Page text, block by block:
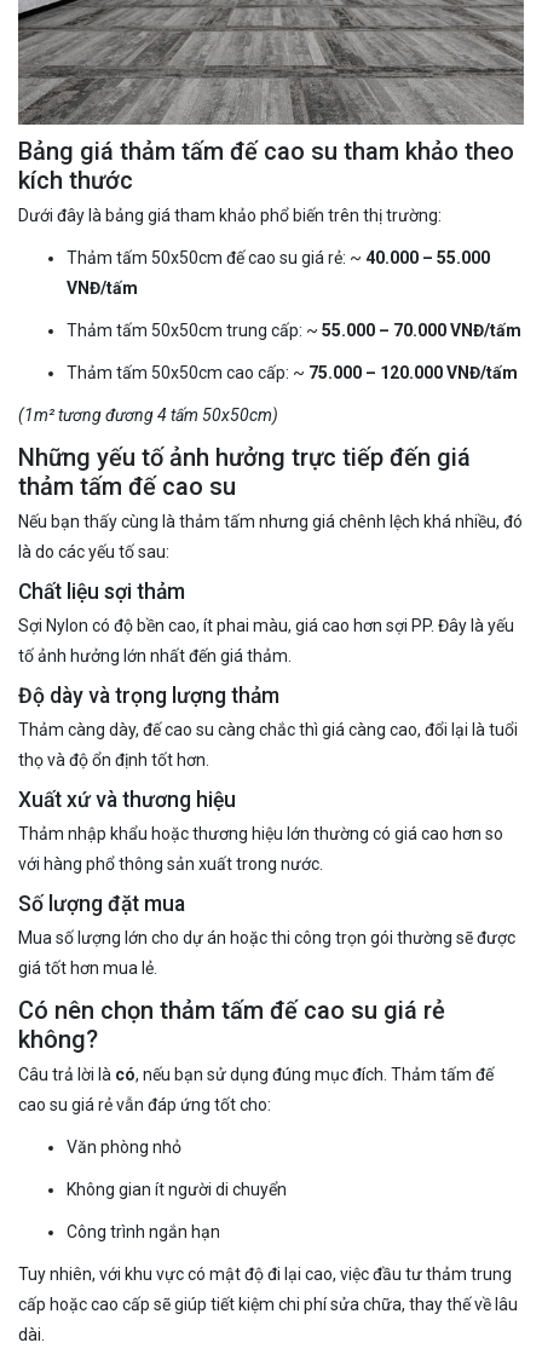
Bảng giá thảm tấm đế cao su tham khảo theo
kích thước
Dưới đây là bảng giá tham khảo phổ biến trên thị trường:
Thảm tấm 50x50cm đế cao su giá rẻ: ~ 40.000 – 55.000
VNĐ/tấm
Thảm tấm 50x50cm trung cấp: ~ 55.000 – 70.000 VNĐ/tấm
Thảm tấm 50x50cm cao cấp: ~ 75.000 – 120.000 VNĐ/tấm
(1m² tương đương 4 tấm 50x50cm)
Những yếu tố ảnh hưởng trực tiếp đến giá
thảm tấm đế cao su
Nếu bạn thấy cùng là thảm tấm nhưng giá chênh lệch khá nhiều, đó
là do các yếu tố sau:
Chất liệu sợi thảm
Sợi Nylon có độ bền cao, ít phai màu, giá cao hơn sợi PP. Đây là yếu
tố ảnh hưởng lớn nhất đến giá thảm.
Độ dày và trọng lượng thảm
Thảm càng dày, đế cao su càng chắc thì giá càng cao, đổi lại là tuổi
thọ và độ ổn định tốt hơn.
Xuất xứ và thương hiệu
Thảm nhập khẩu hoặc thương hiệu lớn thường có giá cao hơn so
với hàng phổ thông sản xuất trong nước.
Số lượng đặt mua
Mua số lượng lớn cho dự án hoặc thi công trọn gói thường sẽ được
giá tốt hơn mua lẻ.
Có nên chọn thảm tấm đế cao su giá rẻ
không?
Câu trả lời là có, nếu bạn sử dụng đúng mục đích. Thảm tấm đế
cao su giá rẻ vẫn đáp ứng tốt cho:
Văn phòng nhỏ
Không gian ít người di chuyển
Công trình ngắn hạn
Tuy nhiên, với khu vực có mật độ đi lại cao, việc đầu tư thảm trung
cấp hoặc cao cấp sẽ giúp tiết kiệm chi phí sửa chữa, thay thế về lâu
dài.